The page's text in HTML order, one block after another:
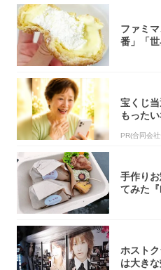
ファミ
番」「世
宝くじ
もったい
PR(合同会
手作り
てみた
ホスト
は大き